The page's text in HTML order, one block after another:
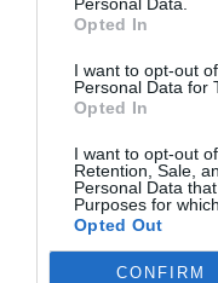
Opted In
I want to opt-out
Personal Data for
Opted In
I want to opt-out
Retention, Sale,
Personal Data
Purposes for
Opted Out
CONFIRM
υπό τη
25 Νοεμβρίου
Μια
πρόβες
30 Οκτωβρίου